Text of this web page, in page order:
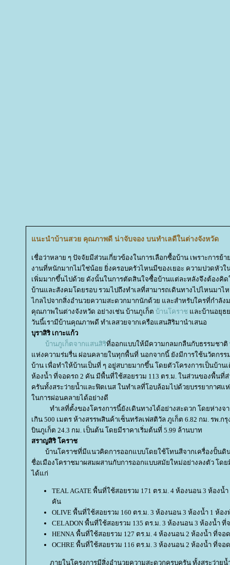
นะนำบ้านสวย คุณภาพดี น่าจับจอง บนทำเลดีในต่างจังหวัด
เชื่อว่าหลาย ๆ ปัจจัยมีส่วนเกี่ยวข้องในการเลือกซื้อบ้าน เพราะการย้
งานที่หนักมากไม่ใช่น้อย ยิ่งครอบครัวไหนมีของเยอะ ความปวดหัวใน
เพิ่มมากขึ้นไปด้วย ดังนั้นในการตัดสินใจซื้อบ้านแต่ละหลังจึงต้องคิ
บ้านและสังคมโดยรอบ รวมไปถึงทำเลที่สามารถเดินทางไปไหนมาไ
ไกลไปจากสิ่งอำนวยความสะดวกมากนักด้วย และสำหรับใครที่กำลัง
คุณภาพในต่างจังหวัด อย่างเช่น บ้านภูเก็ต บ้านโคราช ละบ้านอยุธย
วันนี้เรามีบ้านคุณภาพดี ทำเลสวยจากเครือแสนสิริมานำเสนอ
บุราสิริ เกาะแก้ว
บ้านภูเก็ตจากแสนสิริที่ออกแบบให้มีความกลมกลืนกับธรรมชาติ
ห่งความร่มรื่น ผ่อนคลายในทุกพื้นที่ นอกจากนี้ ยังมีการใช้นวัตกรร
บ้าน เพื่อทำให้บ้านเป็นที่ ๆ อยู่สบายมากขึ้น โดยตัวโครงการเป็นบ้าน
ห้องน้ำ ที่จอดรถ 2 คัน มีพื้นที่ใช้สอยรวม 113 ตร.ม. ในส่วนของพื้นที่
ครันทั้งสระว่ายน้ำและฟิตเนส ในทำเลที่โอบล้อมไปด้วยบรรยากาศแ
นการผ่อนคลายได้อย่างดี
ทำเลที่ตั้งของโครงการนี้ยังเดินทางได้อย่างสะดวก โดยห่างจา
เกิน 500 เมตร ห้างสรรพสินค้าเซ็นทรัลเฟสติวัล ภูเก็ต 6.82 กม. รพ.ก
บินภูเก็ต 24.3 กม. เป็นต้น โดยมีราคาเริ่มต้นที่ 5.99 ล้านบาท
สราญสิริ โคราช
บ้านโคราชที่มีแนวคิดการออกแบบโดยใช้โทนสีจากเครื่องปั้นดิน
ชื่อเมืองโคราชมาผสมผสานกับการออกแบบสมัยใหม่อย่างลงตัว โด
ได้แก่
TEAL AGATE พื้นที่ใช้สอยรวม 171 ตร.ม. 4 ห้องนอน 3 ห้อง
คัน
OLIVE พื้นที่ใช้สอยรวม 160 ตร.ม. 3 ห้องนอน 3 ห้องน้ำ 1 ห้อ
CELADON พื้นที่ใช้สอยรวม 135 ตร.ม. 3 ห้องนอน 3 ห้องน้ำ
HENNA พื้นที่ใช้สอยรวม 127 ตร.ม. 4 ห้องนอน 2 ห้องน้ำ ที่จอ
OCHRE พื้นที่ใช้สอยรวม 116 ตร.ม. 3 ห้องนอน 2 ห้องน้ำ ที่จอ
ภายในโครงการมีสิ่งอำนวยความสะดวกครบครัน ทั้งสระว่ายน้